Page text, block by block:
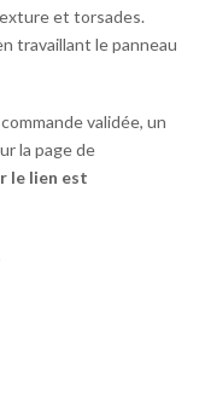
et torsades.
travaillant le panneau
validée, un
la page de
le lien est